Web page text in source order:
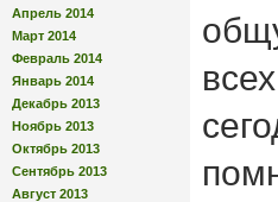
Апрель 2014
Март 2014
Февраль 2014
Январь 2014
Декабрь 2013
Ноябрь 2013
Октябрь 2013
Сентябрь 2013
Август 2013